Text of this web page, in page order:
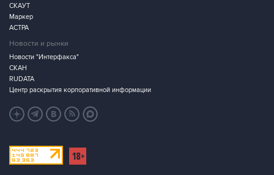
СКАУТ
Маркер
АСТРА
Новости и рынки
Новости "Интерфакса"
СКАН
RUDATA
Центр раскрытия корпоративной информации